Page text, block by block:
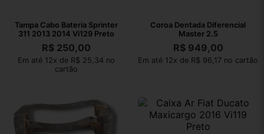
Tampa Cabo Bateria Sprinter
311 2013 2014 Vi129 Preto
R$250,00
Em até 12x de R$ 25,34 no
cartão
Coroa Dentada Diferencial
Master 2.5
R$949,00
Em até 12x de R$ 96,17 no cartão